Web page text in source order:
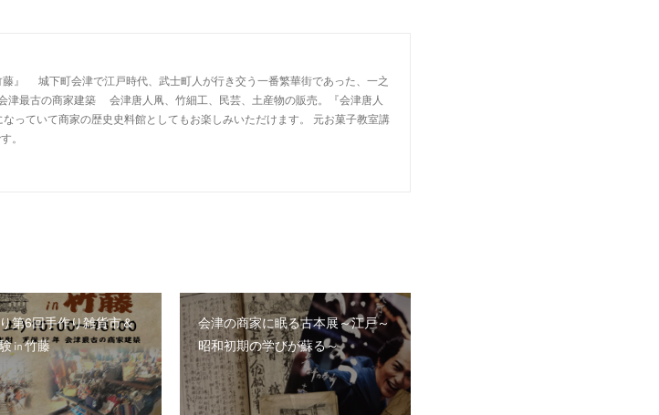
』 城下町会津で江戸時代、武士町人が行き交う一番繁華街であった、一之
津最古の商家建築 会津唐人凧、竹細工、民芸、土産物の販売。『会津唐人
っていて商家の歴史史料館としてもお楽しみいただけます。 元お菓子教室講
。
第6回手作り雑貨市＆
㏌竹藤
会津の商家に眠る古本展～江戸～
昭和初期の学びが蘇る～